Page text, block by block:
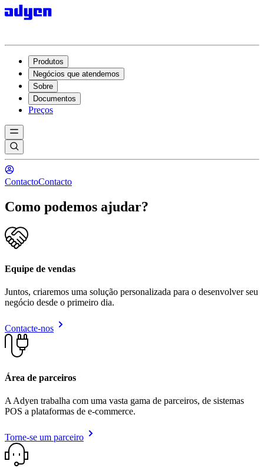
Produtos
Negócios que atendemos
Sobre
Documentos
Preços
ContactoContacto
Como podemos ajudar?
Equipe de vendas
Juntos, criaremos uma solução personalizada para o desenvolver seu
negócio desde o primeiro dia.
Contacte-nos
Área de parceiros
A Adyen trabalha com uma vasta gama de parceiros, de sistemas
POS a plataformas de e-commerce.
Torne-se um parceiro